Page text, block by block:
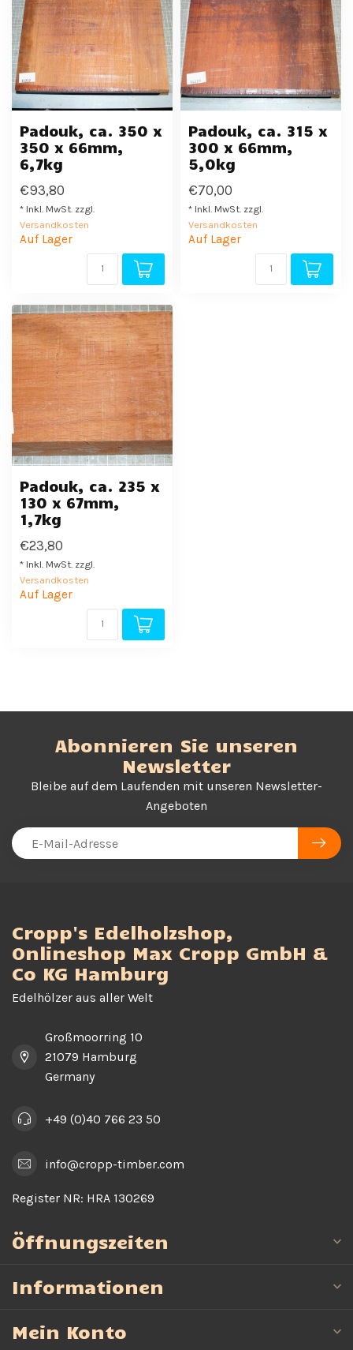
Padouk, ca. 350 x
350 x 66mm,
6,7kg
€93,80
* Inkl. MwSt. zzgl.
Versandkosten
Auf Lager
Padouk, ca. 315 x
300 x 66mm,
5,0kg
€70,00
* Inkl. MwSt. zzgl.
Versandkosten
Auf Lager
Padouk, ca. 235 x
130 x 67mm,
1,7kg
€23,80
* Inkl. MwSt. zzgl.
Versandkosten
Auf Lager
Abonnieren Sie unseren
Newsletter
Bleibe auf dem Laufenden mit unseren Newsletter-
Angeboten
Cropp's Edelholzshop,
Onlineshop Max Cropp GmbH &
Co KG Hamburg
Edelhölzer aus aller Welt
Großmoorring 10
21079 Hamburg
Germany
+49 (0)40 766 23 50
info@cropp-timber.com
Register NR: HRA 130269
Öffnungszeiten
Informationen
Mein Konto